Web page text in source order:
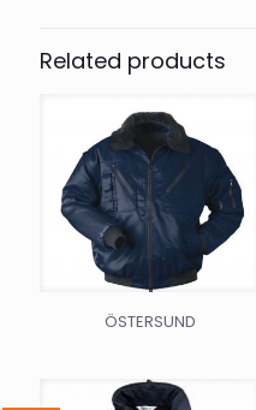
Related products
ÖSTERSUND